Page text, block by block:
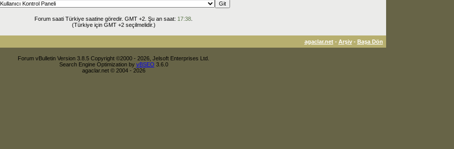
Forum saati Türkiye saatine göredir. GMT +2. Şu an saat: 17:38
(Türkiye için GMT +2 seçilmelidir.)
agaclar.net- Arşiv- Başa Dön
Forum vBulletin Version 3.8.5 Copyright ©2000 - 2026, Jelsoft Enterprises Ltd.
Search Engine Optimization by vBSEO 3.6.0
agaclar.net © 2004 - 2026